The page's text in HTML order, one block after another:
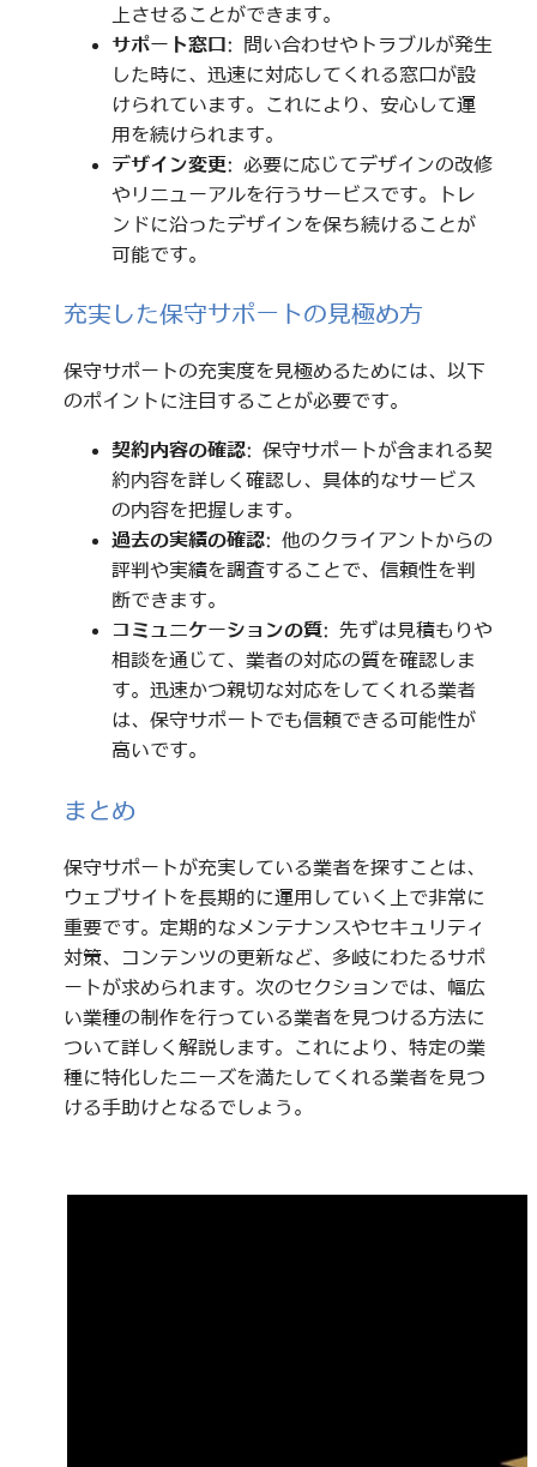
上させることができます。
サポート窓口 : 問い合わせやトラブルが発生
した時に、迅速に対応してくれる窓口が設
けられています。これにより、安心して運
用を続けられます。
デザイン変更: 必要に応じてデザインの改修
やリニューアルを行うサービスです。トレ
ンドに沿ったデザインを保ち続けることが
可能です。
充実した保守サポートの見極め方
保守サポートの充実度を見極めるためには、以下
のポイントに注目することが必要です。
契約内容の確認: 保守サポートが含まれる契
約内容を詳しく確認し、具体的なサービス
の内容を把握します。
過去の実績の確認: 他のクライアントからの
評判や実績を調査することで、信頼性を判
断できます。
コミュニケーションの質: 先ずは見積もりや
相談を通じて、業者の対応の質を確認しま
す。迅速かつ親切な対応をしてくれる業者
は、保守サポートでも信頼できる可能性が
高いです。
まとめ
保守サポートが充実している業者を探すことは、
ウェブサイトを長期的に運用していく上で非常に
重要です。定期的なメンテナンスやセキュリティ
対策、コンテンツの更新など、多岐にわたるサポ
ートが求められます。次のセクションでは、幅広
い業種の制作を行っている業者を見つける方法に
ついて詳しく解説します。これにより、特定の業
種に特化したニーズを満たしてくれる業者を見つ
ける手助けとなるでしょう。